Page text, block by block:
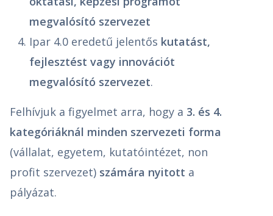
megvalósító szervezet
Ipar 4.0 eredetű jelentős kutatást,
fejlesztést vagy innovációt
megvalósító szervezet.
Felhívjuk a figyelmet arra, hogy a 3. és 4.
kategóriáknál minden szervezeti forma
(vállalat, egyetem, kutatóintézet, non
profit szervezet) számára nyitott a
pályázat.